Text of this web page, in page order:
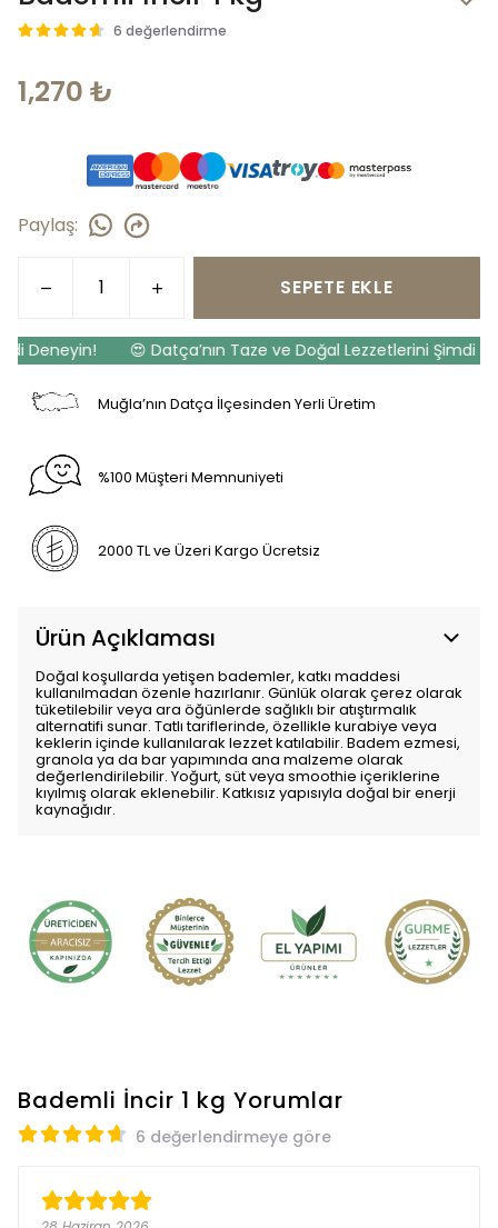
6 değerlendirme
1,270 ₺
Paylaş:
SEPETE EKLE
Deneyin! 😍 Datça’nın Taze ve Doğal Lezzetlerini Şimdi
Muğla’nın Datça İlçesinden Yerli Üretim
%100 Müşteri Memnuniyeti
2000 TL ve Üzeri Kargo Ücretsiz
Ürün Açıklaması
Doğal koşullarda yetişen bademler, katkı maddesi
kullanılmadan özenle hazırlanır. Günlük olarak çerez olarak
tüketilebilir veya ara öğünlerde sağlıklı bir atıştırmalık
alternatifi sunar. Tatlı tariflerinde, özellikle kurabiye veya
keklerin içinde kullanılarak lezzet katılabilir. Badem ezmesi,
granola ya da bar yapımında ana malzeme olarak
değerlendirilebilir. Yoğurt, süt veya smoothie içeriklerine
kıyılmış olarak eklenebilir. Katkısız yapısıyla doğal bir enerji
kaynağıdır.
Bademli İncir 1 kg Yorumlar
6 değerlendirmeye göre